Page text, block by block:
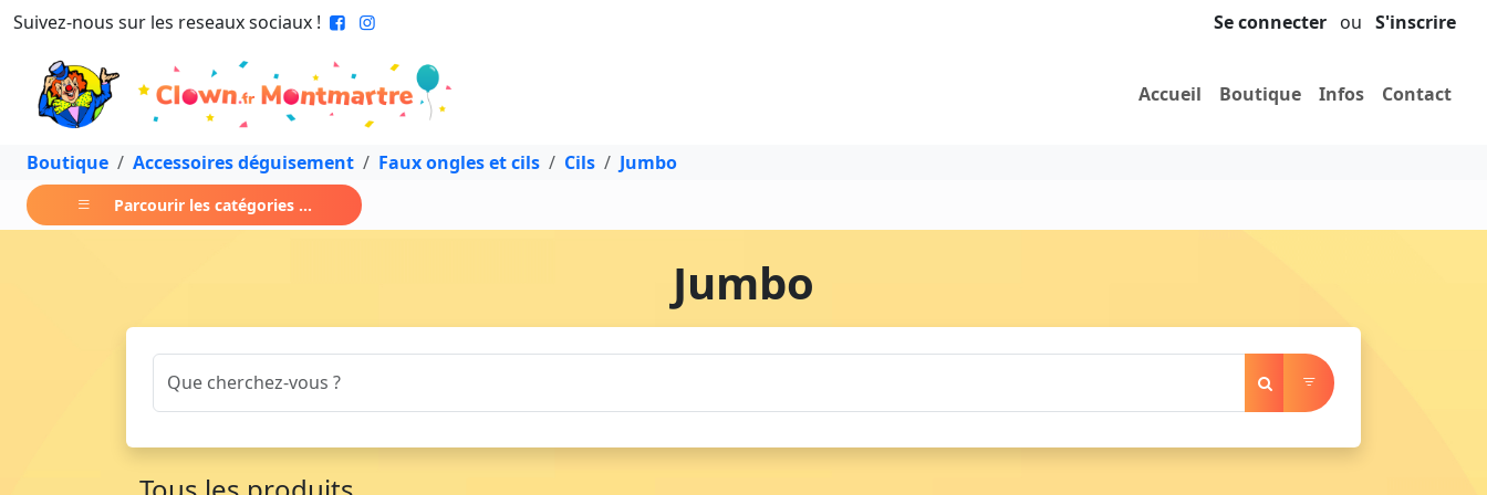
Suivez-nous sur les reseaux sociaux ! Se connecter ou S'inscrire
Accueil Boutique Infos Contact
Boutique Accessoires déguisement Faux ongles et cils Cils Jumbo
Parcourir les catégories ...
Jumbo